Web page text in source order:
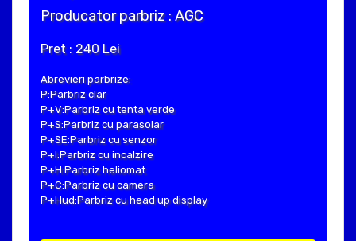
Producator parbriz : AGC
Pret : 240 Lei
Abrevieri parbrize:
P:Parbriz clar
P+V:Parbriz cu tenta verde
P+S:Parbriz cu parasolar
P+SE:Parbriz cu senzor
P+I:Parbriz cu incalzire
P+H:Parbriz heliomat
P+C:Parbriz cu camera
P+Hud:Parbriz cu head up display